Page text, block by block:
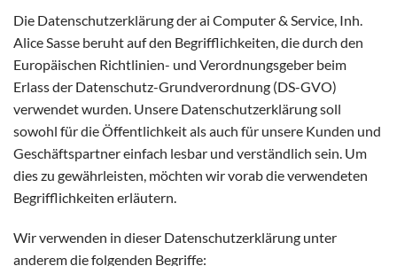
Die Datenschutzerklärung der ai Computer & Service, Inh.
Alice Sasse beruht auf den Begrifflichkeiten, die durch den
Europäischen Richtlinien- und Verordnungsgeber beim
Erlass der Datenschutz-Grundverordnung (DS-GVO)
verwendet wurden. Unsere Datenschutzerklärung soll
sowohl für die Öffentlichkeit als auch für unsere Kunden und
Geschäftspartner einfach lesbar und verständlich sein. Um
dies zu gewährleisten, möchten wir vorab die verwendeten
Begrifflichkeiten erläutern.
Wir verwenden in dieser Datenschutzerklärung unter
anderem die folgenden Begriffe: